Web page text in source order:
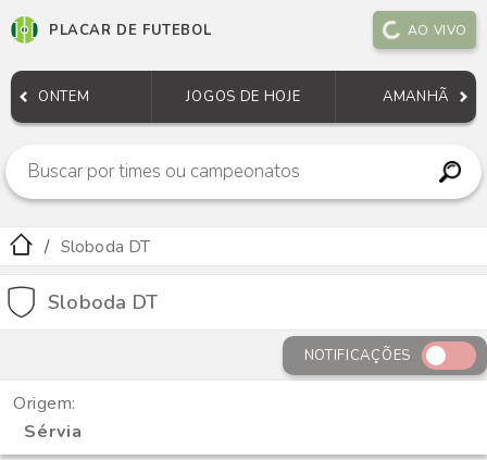
PLACAR DE FUTEBOL AO VIVO
ONTEM JOGOS DE HOJE AMANHÃ
Sloboda DT
Sloboda DT
NOTIFICAÇÕES
Origem:
Sérvia